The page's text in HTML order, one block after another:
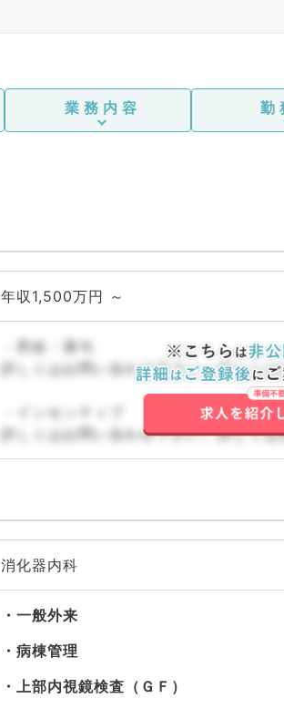
業務内容 勤
年収1,500万円 ～
・昇給・賞与
詳しくはお問い合わせ下さい。詳しくは
・インセンティブ
詳しくはお問い合わせ下さい。詳しくは
消化器内科
一般外来
病棟管理
上部内視鏡検査（ＧＦ）